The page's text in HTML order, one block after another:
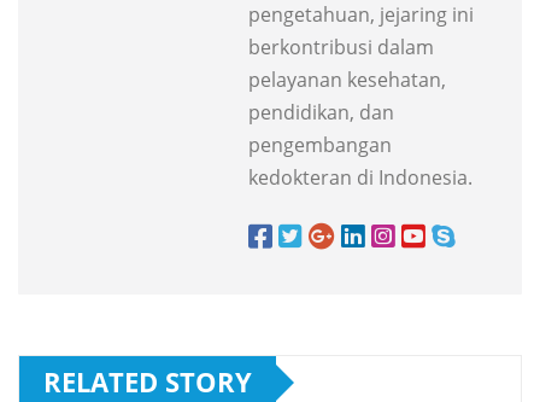
pengetahuan, jejaring ini
berkontribusi dalam
pelayanan kesehatan,
pendidikan, dan
pengembangan
kedokteran di Indonesia.
RELATED STORY